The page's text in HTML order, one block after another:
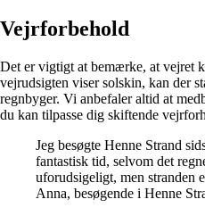
Vejrforbehold
Det er vigtigt at bemærke, at vejret
vejrudsigten viser solskin, kan der
regnbyger. Vi anbefaler altid at
du kan tilpasse dig skiftende
Jeg besøgte Henne Strand
fantastisk tid, selvom det
uforudsigeligt, men stranden
Anna, besøgende i Henne